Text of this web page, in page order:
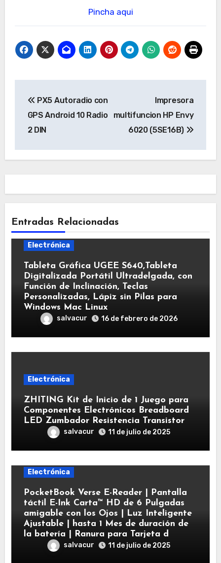
Pincha aqui
de
entradas
PX5 Autoradio con
GPS Android 10 Radio
2 DIN
Impresora
multifuncion HP Envy
6020 (5SE16B)
Entradas Relacionadas
Electrónica
Tableta Gráfica UGEE S640,Tableta
Digitalizada Portátil Ultradelgada, con
Función de Inclinación, Teclas
Personalizadas, Lápiz sin Pilas para
Windows Mac Linux
salvacur 16 de febrero de 2026
Electrónica
ZHITING Kit de Inicio de 1 Juego para
Componentes Electrónicos Breadboard
LED Zumbador Resistencia Transistor
salvacur 11 de julio de 2025
Electrónica
PocketBook Verse E-Reader | Pantalla
táctil E-Ink Carta™ HD de 6 Pulgadas
amigable con los Ojos | Luz Inteligente
Ajustable | hasta 1 Mes de duración de
la batería | Ranura para Tarjeta d
salvacur 11 de julio de 2025